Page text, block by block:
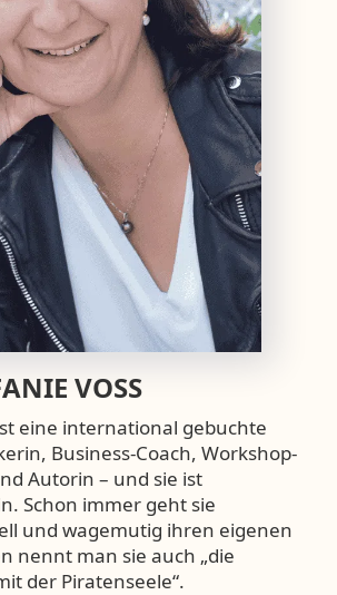
VOSS
eine international gebuchte
Business-Coach, Workshop-
Autorin – und sie ist
Schon immer geht sie
und wagemutig ihren eigenen
nennt man sie auch „die
der Piratenseele“.